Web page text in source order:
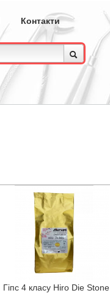
Контакти
Гіпс 4 класу Hiro Die Stone